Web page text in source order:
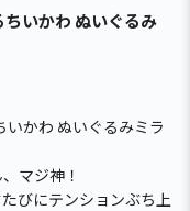
ちいかわ ぬいぐるみ
かわ ぬいぐるみミラ
マジ神！
びにテンションぶち上